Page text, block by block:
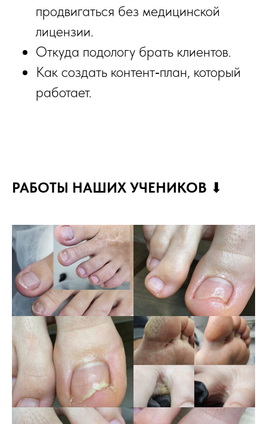
продвигаться без медицинской
лицензии.
Откуда подологу брать клиентов.
Как создать контент‑план, который
работает.
РАБОТЫ НАШИХ УЧЕНИКОВ ⬇